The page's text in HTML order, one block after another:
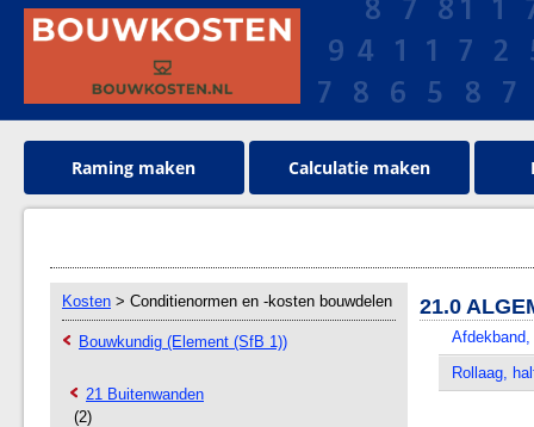
Raming maken Calculatie maken
Kosten > Conditienormen en -kosten bouwdelen
Bouwkundig (Element (SfB 1))
21 Buitenwanden
(2)
21.0
Rollaag,